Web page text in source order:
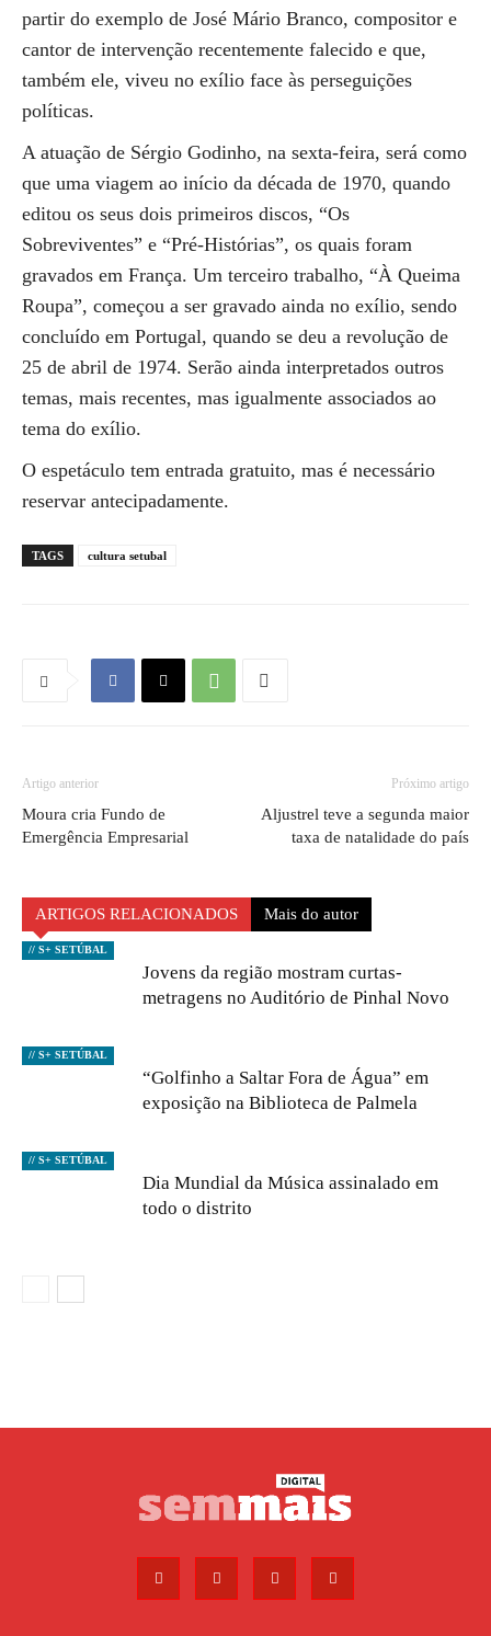
partir do exemplo de José Mário Branco, compositor e
cantor de intervenção recentemente falecido e que,
também ele, viveu no exílio face às perseguições
políticas.
A atuação de Sérgio Godinho, na sexta-feira, será como
que uma viagem ao início da década de 1970, quando
editou os seus dois primeiros discos, “Os
Sobreviventes” e “Pré-Histórias”, os quais foram
gravados em França. Um terceiro trabalho, “À Queima
Roupa”, começou a ser gravado ainda no exílio, sendo
concluído em Portugal, quando se deu a revolução de
25 de abril de 1974. Serão ainda interpretados outros
temas, mais recentes, mas igualmente associados ao
tema do exílio.
O espetáculo tem entrada gratuito, mas é necessário
reservar antecipadamente.
TAGS cultura setubal
Artigo anterior
Moura cria Fundo de
Emergência Empresarial
Próximo artigo
Aljustrel teve a segunda maior
taxa de natalidade do país
ARTIGOS RELACIONADOS Mais do autor
// S+ SETÚBAL
Jovens da região mostram curtas-
metragens no Auditório de Pinhal Novo
// S+ SETÚBAL
“Golfinho a Saltar Fora de Água” em
exposição na Biblioteca de Palmela
// S+ SETÚBAL
Dia Mundial da Música assinalado em
todo o distrito